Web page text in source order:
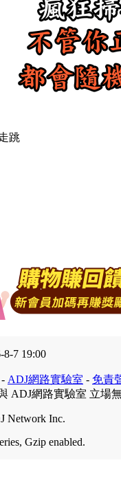
跳
7 19:00
- ADJ網路實驗室 - 免責
ADJ網路實驗室 立場
Network Inc.
Gzip enabled.